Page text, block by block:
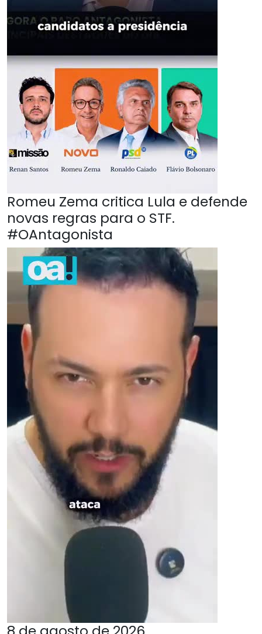
Romeu Zema critica Lula e defende
novas regras para o STF.
#OAntagonista